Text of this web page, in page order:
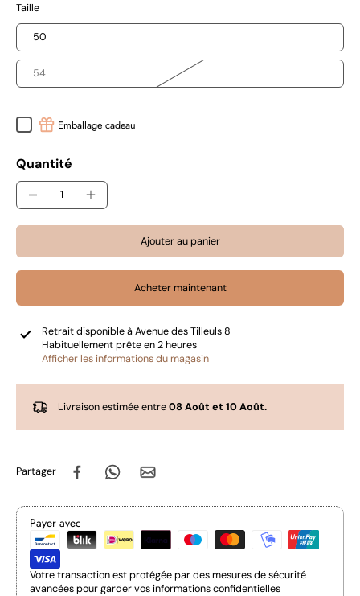
Taille
50
54
Emballage cadeau
Quantité
Ajouter au panier
Acheter maintenant
Retrait disponible àAvenue des Tilleuls 8
Habituellement prête en 2 heures
Afficher les informations du magasin
Livraison estimée entre08 Août et 10 Août.
Partager
Payer avec
Votre transaction est protégée par des mesures de sécurité
avancées pour garder vos informations confidentielles